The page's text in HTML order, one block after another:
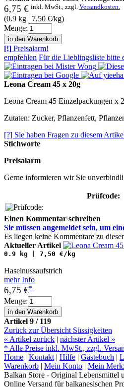
6,75 € inkl. MwSt., zzgl. Versandkosten.
(0.9 kg | 7,50 €/kg)
Menge:
[!] Preisalarm!
empfehlen Für die Lieblingsliste bitte
Leona Cream 45 x 20g
Leona Cream 45 Einzelpackungen x
Zutaten: Zucker, Pflanzenfett,
[?] Sie haben Fragen zu diesem
Stichworte
Preisalarm
Gerne informieren wir Sie
Prüfcode:
Einen Kommentar schreiben
Sie müssen angemeldet sein, um
Es liegen keine Kommentare zu
Aktueller Artikel
0.9 kg | 7,50 €/kg
Haselnussaufstrich
mehr Info
6,75 €*
Menge:
Artikel 9 / 119
Zurück zur Übersicht Süssigkeiten
« Artikel zurück | nächster Artikel »
* Alle Preise inkl. MwSt., zzgl.
Home | Kontakt | Hilfe | Gästebuch |
Warenkorb | Mein Konto | Mein
Balkan Store - Original Lebensmittel
Online Versand für balkanesischen